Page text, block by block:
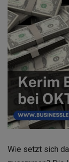
Wie setzt sich